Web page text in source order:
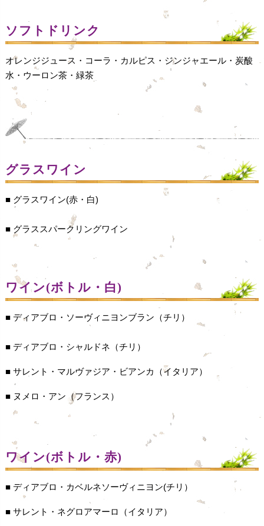
ソフトドリンク
オレンジジュース・コーラ・カルピス・ジンジャエール・炭酸
水・ウーロン茶・緑茶
グラスワイン
■ グラスワイン(赤・白)
■ グラススパークリングワイン
ワイン(ボトル・白)
■ ディアブロ・ソーヴィニヨンブラン（チリ）
■ ディアブロ・シャルドネ（チリ）
■ サレント・マルヴァジア・ビアンカ（イタリア）
■ ヌメロ・アン（フランス）
ワイン(ボトル・赤)
■ ディアブロ・カベルネソーヴィニヨン(チリ）
■ サレント・ネグロアマーロ（イタリア）